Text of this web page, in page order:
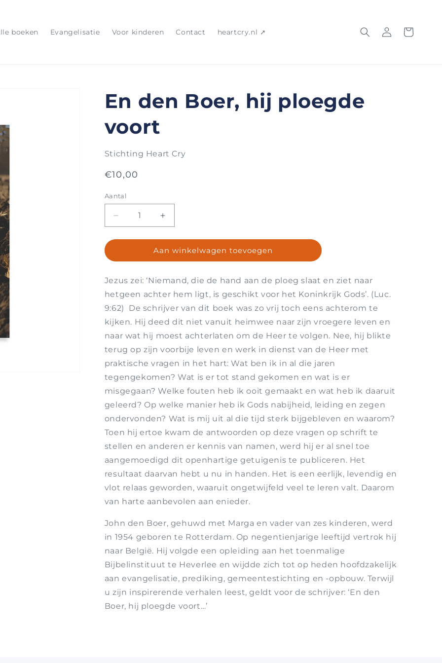
boeken Evangelisatie Voor kinderen Contact heartcry.nl ➚ Inloggen
Winkelwagen
En den Boer, hij ploegde
voort
Stichting Heart Cry
Normale
€10,00
Aantal
Aantal
Aantal
verlagen
voor
den
hij
ploegde
voort
Aantal
verhogen
voor
En
den
hij
ploegde
voort
Aan winkelwagen toevoegen
Jezus zei: ‘Niemand, die de hand aan de ploeg slaat en ziet naar
hetgeen achter hem ligt, is geschikt voor het Koninkrijk Gods’. (Luc.
9:62) De schrijver van dit boek was zo vrij toch eens achterom te
kijken. Hij deed dit niet vanuit heimwee naar zijn vroegere leven en
naar wat hij moest achterlaten om de Heer te volgen. Nee, hij blikte
terug op zijn voorbije leven en werk in dienst van de Heer met
praktische vragen in het hart: Wat ben ik in al die jaren
tegengekomen? Wat is er tot stand gekomen en wat is er
misgegaan? Welke fouten heb ik ooit gemaakt en wat heb ik daaruit
geleerd? Op welke manier heb ik Gods nabijheid, leiding en zegen
ondervonden? Wat is mij uit al die tijd sterk bijgebleven en waarom?
Toen hij ertoe kwam de antwoorden op deze vragen op schrift te
stellen en anderen er kennis van namen, werd hij er al snel toe
aangemoedigd dit openhartige getuigenis te publiceren. Het
resultaat daarvan hebt u nu in handen. Het is een eerlijk, levendig en
vlot relaas geworden, waaruit ongetwijfeld veel te leren valt. Daarom
van harte aanbevolen aan enieder.
John den Boer, gehuwd met Marga en vader van zes kinderen, werd
in 1954 geboren te Rotterdam. Op negentienjarige leeftijd vertrok hij
naar België. Hij volgde een opleiding aan het toenmalige
Bijbelinstituut te Heverlee en wijdde zich tot op heden hoofdzakelijk
aan evangelisatie, prediking, gemeentestichting en -opbouw. Terwijl
u zijn inspirerende verhalen leest, geldt voor de schrijver: ‘En den
Boer, hij ploegde voort…’